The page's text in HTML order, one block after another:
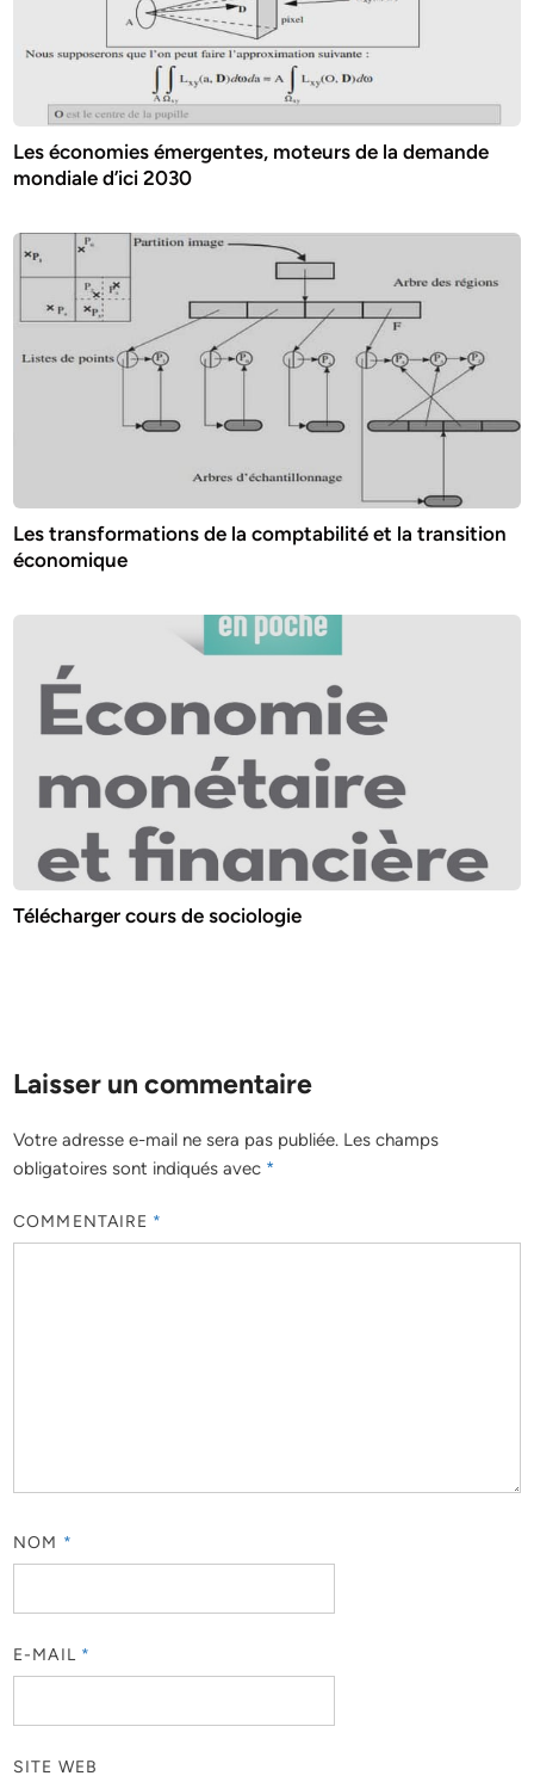
Les économies émergentes, moteurs de la demande
mondiale d’ici 2030
Les transformations de la comptabilité et la transition
économique
Télécharger cours de sociologie
Laisser un commentaire
Votre adresse e-mail ne sera pas publiée. Les champs
obligatoires sont indiqués avec *
COMMENTAIRE *
NOM *
E-MAIL *
SITE WEB